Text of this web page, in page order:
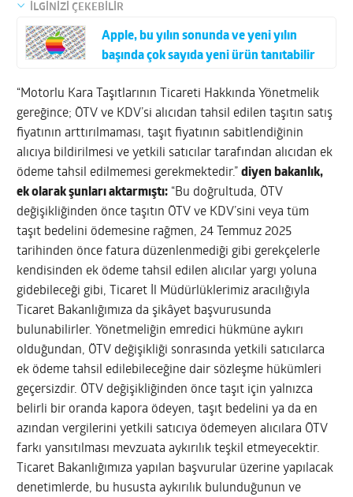
İLGİNİZİ ÇEKEBİLİR
Apple, bu yılın sonunda ve yeni yılın
başında çok sayıda yeni ürün tanıtabilir
“Motorlu Kara Taşıtlarının Ticareti Hakkında Yönetmelik
gereğince; ÖTV ve KDV’si alıcıdan tahsil edilen taşıtın satış
fiyatının arttırılmaması, taşıt fiyatının sabitlendiğinin
alıcıya bildirilmesi ve yetkili satıcılar tarafından alıcıdan ek
ödeme tahsil edilmemesi gerekmektedir.”diyen bakanlık,
ek olarak şunları aktarmıştı: “Bu doğrultuda, ÖTV
değişikliğinden önce taşıtın ÖTV ve KDV’sini veya tüm
taşıt bedelini ödemesine rağmen, 24 Temmuz 2025
tarihinden önce fatura düzenlenmediği gibi gerekçelerle
kendisinden ek ödeme tahsil edilen alıcılar yargı yoluna
gidebileceği gibi, Ticaret İl Müdürlüklerimiz aracılığıyla
Ticaret Bakanlığımıza da şikâyet başvurusunda
bulunabilirler. Yönetmeliğin emredici hükmüne aykırı
olduğundan, ÖTV değişikliği sonrasında yetkili satıcılarca
ek ödeme tahsil edilebileceğine dair sözleşme hükümleri
geçersizdir. ÖTV değişikliğinden önce taşıt için yalnızca
belirli bir oranda kapora ödeyen, taşıt bedelini ya da en
azından vergilerini yetkili satıcıya ödemeyen alıcılara ÖTV
farkı yansıtılması mevzuata aykırılık teşkil etmeyecektir.
Ticaret Bakanlığımıza yapılan başvurular üzerine yapılacak
denetimlerde, bu hususta aykırılık bulunduğunun ve